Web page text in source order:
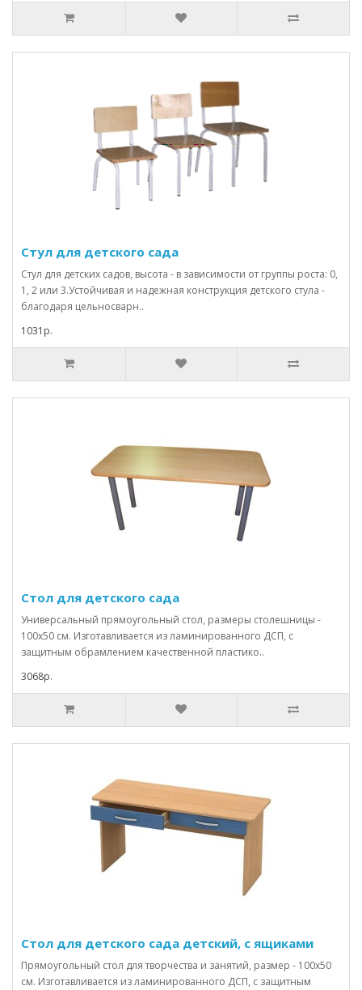
Стул для детского сада
Стул для детских садов, высота - в зависимости от группы роста: 0,
1, 2 или 3.Устойчивая и надежная конструкция детского стула -
благодаря цельносварн..
1031р.
Стол для детского сада
Универсальный прямоугольный стол, размеры столешницы -
100х50 см. Изготавливается из ламинированного ДСП, с
защитным обрамлением качественной пластико..
3068р.
Стол для детского сада детский, с ящиками
Прямоугольный стол для творчества и занятий, размер - 100х50
см. Изготавливается из ламинированного ДСП, с защитным